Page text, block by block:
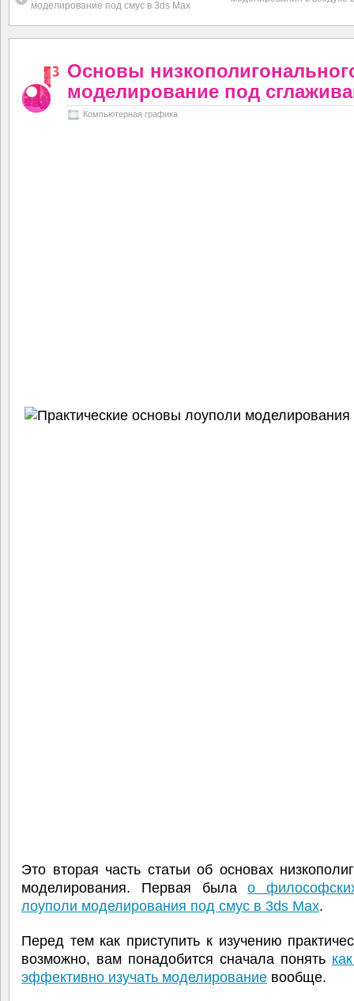
моделирование под смус в 3ds Max
Основы
моделирование под
Компьютерная графика
Это вторая часть статьи об основах
моделирования. Первая былао
лоуполи моделирования под смус в 3ds Max.
Перед тем как приступить к изучению
возможно, вам понадобится сначала понять
эффективно изучать моделирование вообще.